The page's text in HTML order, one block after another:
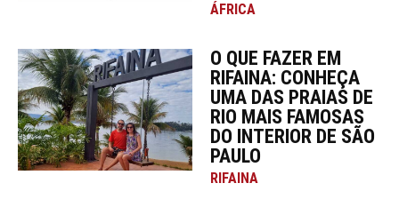
ÁFRICA
O QUE FAZER EM
RIFAINA: CONHEÇA
UMA DAS PRAIAS DE
RIO MAIS FAMOSAS
DO INTERIOR DE SÃO
PAULO
RIFAINA